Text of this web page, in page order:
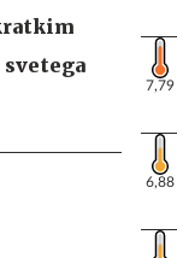
7,79
6,88